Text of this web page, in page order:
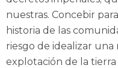
nuestras. Concebir
historia de las
riesgo de idealizar una
explotación de la tierra